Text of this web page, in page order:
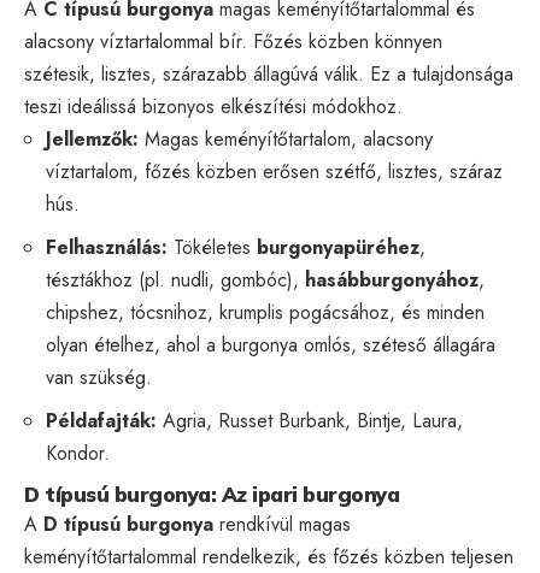
A C típusú burgonya magas keményítőtartalommal és
alacsony víztartalommal bír. Főzés közben könnyen
szétesik, lisztes, szárazabb állagúvá válik. Ez a tulajdonsága
teszi ideálissá bizonyos elkészítési módokhoz.
Jellemzők: Magas keményítőtartalom, alacsony
víztartalom, főzés közben erősen szétfő, lisztes, száraz
hús.
Felhasználás: Tökéletes burgonyapüréhez,
tésztákhoz (pl. nudli, gombóc), hasábburgonyához,
chipshez, tócsnihoz, krumplis pogácsához, és minden
olyan ételhez, ahol a burgonya omlós, széteső állagára
van szükség.
Példafajták: Agria, Russet Burbank, Bintje, Laura,
Kondor.
D típusú burgonya: Az ipari burgonya
A D típusú burgonya rendkívül magas
keményítőtartalommal rendelkezik, és főzés közben teljesen